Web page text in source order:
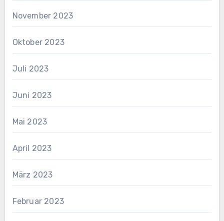
November 2023
Oktober 2023
Juli 2023
Juni 2023
Mai 2023
April 2023
März 2023
Februar 2023